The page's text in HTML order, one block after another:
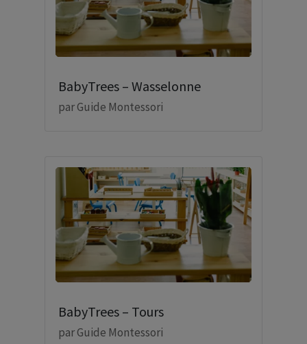
BabyTrees – Wasselonne
parGuide Montessori
BabyTrees – Tours
parGuide Montessori